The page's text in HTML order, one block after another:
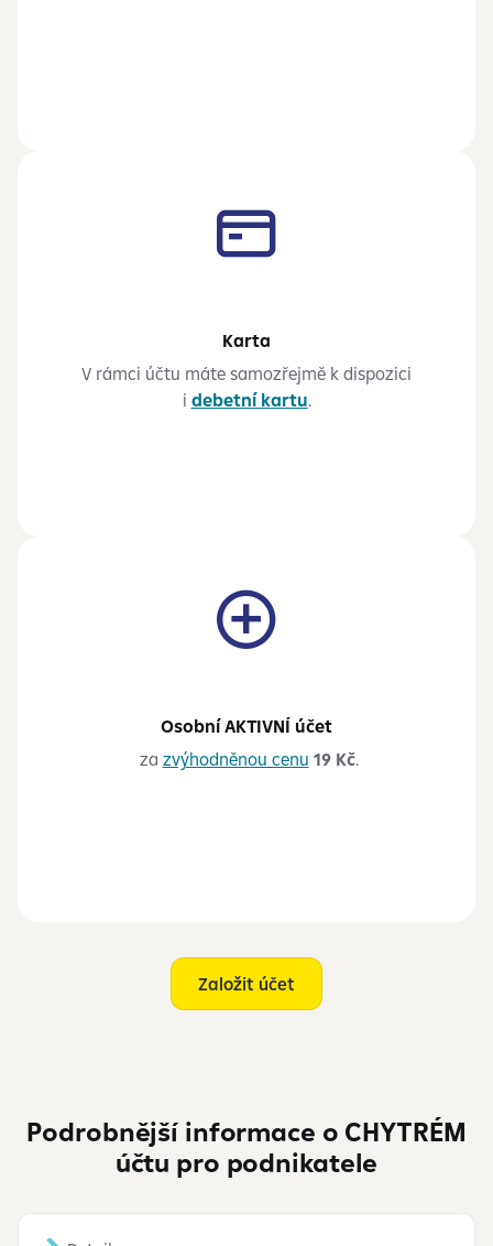
Karta
V rámci účtu máte samozřejmě k dispozici
i debetní kartu.
Osobní AKTIVNÍ účet
za zvýhodněnou cenu 19 Kč.
Založit účet
Podrobnější informace o CHYTRÉM
účtu pro podnikatele